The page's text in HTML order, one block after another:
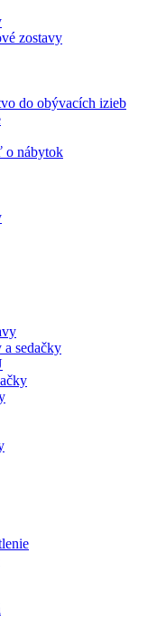
zostavy
do obývacích izieb
o nábytok
sedačky